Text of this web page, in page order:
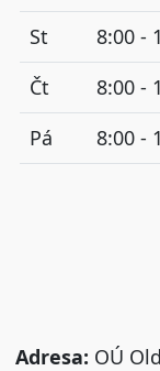
St
8:00 -
Čt
8:00 -
Pá
8:00 -
Adresa: OÚ